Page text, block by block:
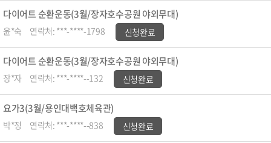
다이어트 순환운동(3월/장자호수공원 야외무대)
윤*숙 연락처: ***-****-1798 신청완료
다이어트 순환운동(3월/장자호수공원 야외무대)
장*자 연락처: ***-****--132 신청완료
요가3(3월/용인대백호체육관)
박*정 연락처: ***-****--838 신청완료